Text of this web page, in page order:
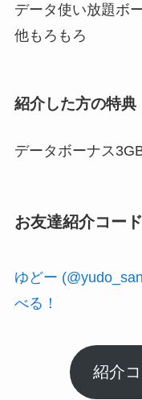
データ使い放題ボ
他もろもろ
紹介した方の特典
データボーナス
お友達紹介コ
ゆどー
べる！
紹介